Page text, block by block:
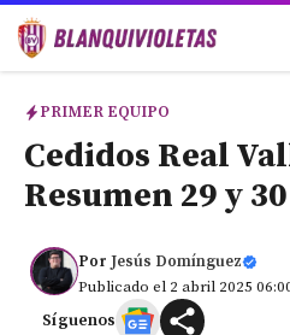
Saltar
PRIMER EQUIPO
Cedidos Real
Resumen 29 y
Por Jesús Domínguez
Publicado el 2 abril 2025
Síguenos